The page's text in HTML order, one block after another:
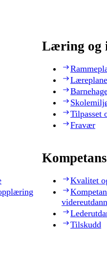
Læring og
Tilpasset
Fravær
Kvalitet
Tilskudd